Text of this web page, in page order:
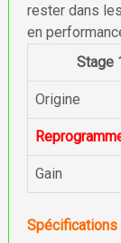
rester dans
en
Stage
Origine
Gain
Spécifications